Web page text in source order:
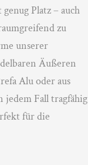
Platz – auch
zu
unserer
Äußeren
Alu oder aus
jedem Fall tragfähig
für die